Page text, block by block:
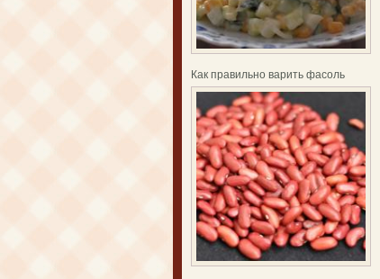
Как правильно варить фасоль